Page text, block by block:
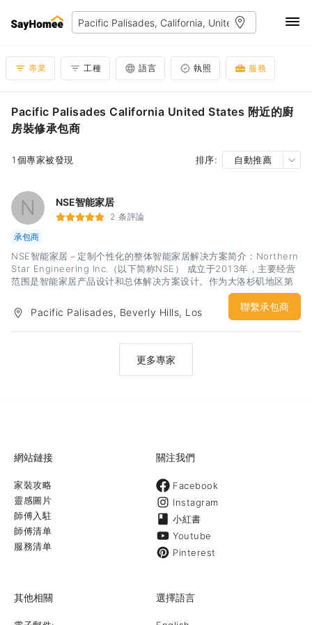
專業 工種 語言 執照 服務
Pacific Palisades California United States 附近的廚
房裝修承包商
1個專家被發現 排序: 自動推薦
N NSE智能家居
2 条評論
承包商
NSE智能家居－定制个性化的整体智能家居解决方案简介：Northern
Star Engineering Inc.（以下简称NSE） 成立于2013年，主要经营
范围是智能家居产品设计和总体解决方案设计。作为大洛杉矶地区第
一家智能家居解决方案设计公司，NSE的愿景是为我们的客户提供智
能，安全，简单，节能的智能家居综合解决方案。我们提供的服务
（客人可以根据喜好选择单项或者多项服务）：提高安全性：安全可
靠的门禁系统，配合各类监控丶传感设备，监控录像即时上传至云端
保存,甚至自动拨打911报警电话,提升安全同时更安心。提高舒适性：
智能调节室内温度, 室内采光，娱乐系统定制不同的场景设定。清晨模
https://www.instagram.c
Pacific Palisades, Beverly Hills, Los
聯繫承包商
更多專家
網站鏈接
家裝攻略
靈感圖片
師傅入駐
師傅清单
服務清单
關注我們
Facebook
Instagram
小紅書
Youtube
Pinterest
其他相關 選擇語言